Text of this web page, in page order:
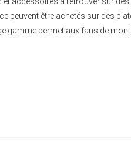
peuvent être achetés sur des
gamme permet aux fans de